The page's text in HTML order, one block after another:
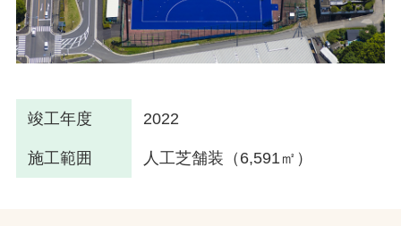
竣工年度 2022
施工範囲 人工芝舗装（6,591㎡）